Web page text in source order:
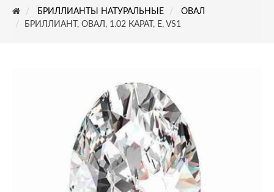
БРИЛЛИАНТЫ НАТУРАЛЬНЫЕ
ОВАЛ
БРИЛЛИАНТ, ОВАЛ, 1.02 КАРАТ, E, VS1